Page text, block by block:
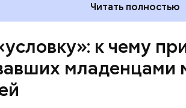
Читать полностью
к чему
младенцами